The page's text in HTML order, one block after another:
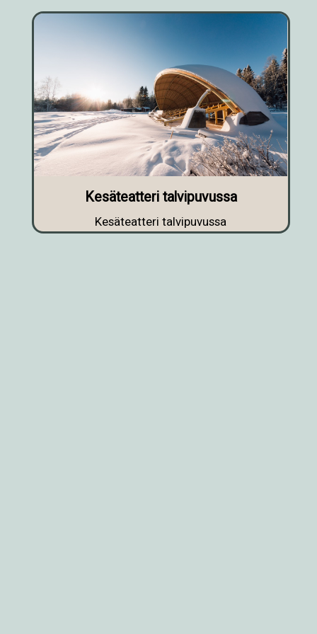
Kesäteatteri talvipuvussa
Kesäteatteri talvipuvussa